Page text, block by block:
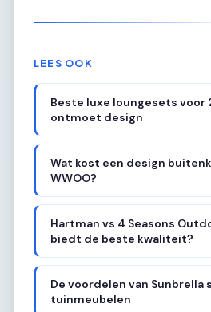
LEES OOK
Beste luxe loungesets voor
ontmoet design
Wat kost een design
WWOO?
Hartman vs 4 Seasons
biedt de beste kwaliteit?
De voordelen van Sunbrella
tuinmeubelen